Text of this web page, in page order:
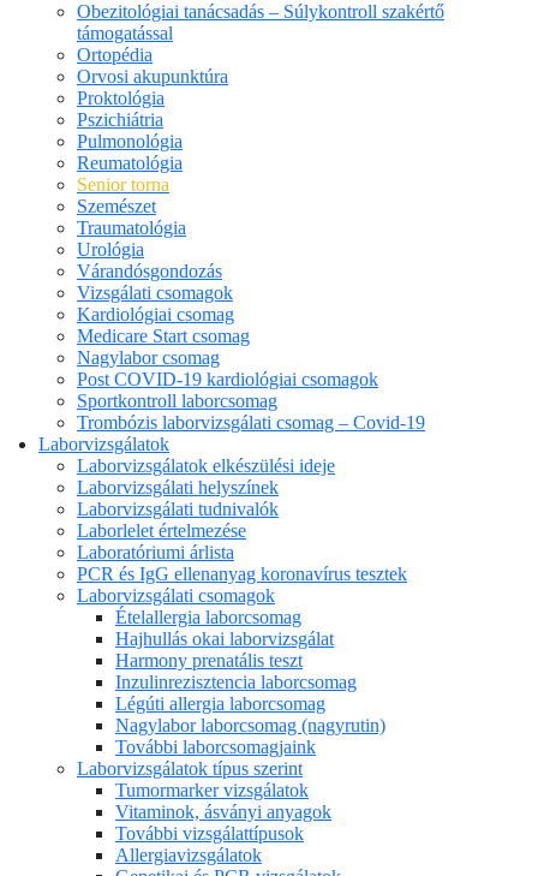
Obezitológiai tanácsadás – Súlykontroll szakértő
támogatással
Ortopédia
Orvosi akupunktúra
Proktológia
Pszichiátria
Pulmonológia
Reumatológia
Senior torna
Szemészet
Traumatológia
Urológia
Várandósgondozás
Vizsgálati csomagok
Kardiológiai csomag
Medicare Start csomag
Nagylabor csomag
Post COVID-19 kardiológiai csomagok
Sportkontroll laborcsomag
Trombózis laborvizsgálati csomag – Covid-19
Laborvizsgálatok
Laborvizsgálatok elkészülési ideje
Laborvizsgálati helyszínek
Laborvizsgálati tudnivalók
Laborlelet értelmezése
Laboratóriumi árlista
PCR és IgG ellenanyag koronavírus tesztek
Laborvizsgálati csomagok
Ételallergia laborcsomag
Hajhullás okai laborvizsgálat
Harmony prenatális teszt
Inzulinrezisztencia laborcsomag
Légúti allergia laborcsomag
Nagylabor laborcsomag (nagyrutin)
További laborcsomagjaink
Laborvizsgálatok típus szerint
Tumormarker vizsgálatok
Vitaminok, ásványi anyagok
További vizsgálattípusok
Allergiavizsgálatok